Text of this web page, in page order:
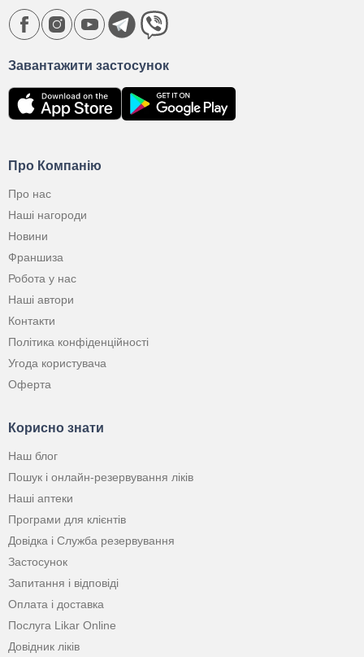
Про Компанію
Про нас
Наші нагороди
Новини
Франшиза
Робота у нас
Наші автори
Контакти
Політика конфіденційності
Угода користувача
Оферта
Корисно знати
Наш блог
Пошук і онлайн-резервування ліків
Наші аптеки
Програми для клієнтів
Довідка і Служба резервування
Застосунок
Запитання і відповіді
Оплата і доставка
Послуга Likar Online
Довідник ліків
Завантажити застосунок